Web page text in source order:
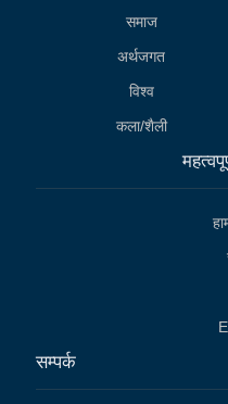
समाज
अर्थजगत
विश्व
कला/शैली
सम्पर्क